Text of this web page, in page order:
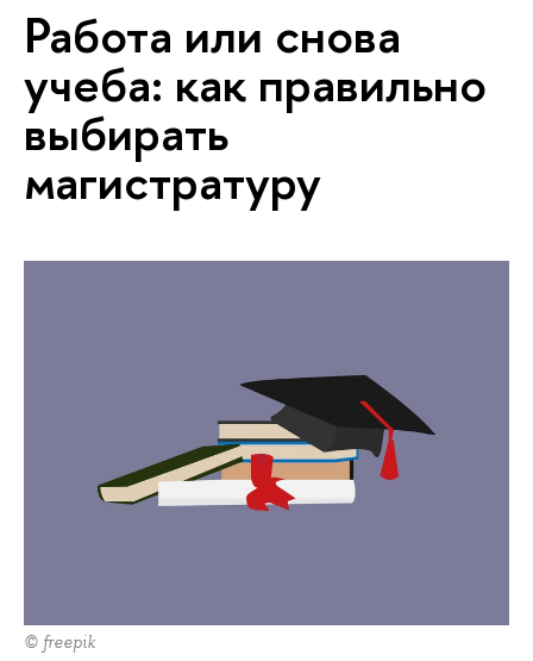
Работа или снова
учеба: как правильно
выбирать
магистратуру
© freepik